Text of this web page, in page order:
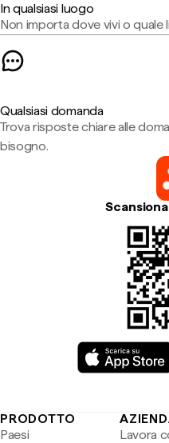
In qualsiasi luogo
Non importa dove vivi o quale
Qualsiasi domanda
Trova risposte chiare alle
bisogno.
PRODOTTO
Paesi
Lavora